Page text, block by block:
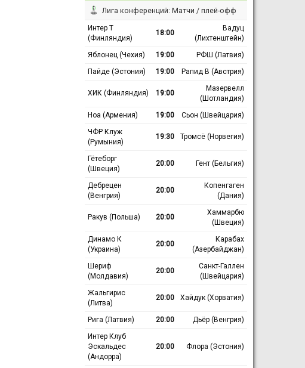
Лига конференций: Матчи / плей-офф
Интер Т
(Финляндия)
18:00
Вадуц
(Лихтенштейн)
Яблонец (Чехия)
19:00
РФШ (Латвия)
Пайде (Эстония)
19:00 Рапид В (Австрия)
ХИК (Финляндия) 19:00
Мазервелл
(Шотландия)
Ноа (Армения)
19:00
Сьон (Швейцария)
ЧФР Клуж
(Румыния)
19:30 Тромсё (Норвегия)
Гётеборг
(Швеция)
20:00 Гент (Бельгия)
Дебрецен
(Венгрия)
20:00
Копенгаген
(Дания)
Ракув (Польша) 20:00
Хаммарбю
(Швеция)
Динамо К
(Украина)
20:00
Карабах
(Азербайджан)
Шериф
(Молдавия)
20:00
Санкт-Галлен
(Швейцария)
Жальгирис
(Литва)
20:00 Хайдук (Хорватия)
Рига (Латвия) 20:00
Дьёр (Венгрия)
Интер Клуб
Эскальдес
(Андорра)
20:00 Флора (Эстония)